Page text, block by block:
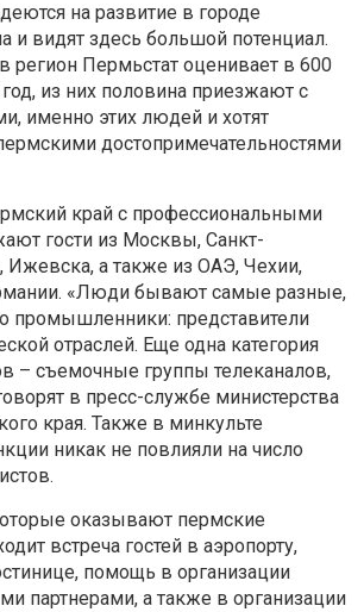
на развитие в городе
и видят здесь большой потенциал.
регион Пермьстат оценивает в 600
из них половина приезжают с
именно этих людей и хотят
достопримечательностями
край с профессиональными
гости из Москвы, Санкт-
Ижевска, а также из ОАЭ, Чехии,
«Люди бывают самые разные,
промышленники: представители
отраслей. Еще одна категория
– съемочные группы телеканалов,
в пресс-службе министерства
края. Также в минкульте
никак не повлияли на число
оказывают пермские
встреча гостей в аэропорту,
помощь в организации
партнерами, а также в организации